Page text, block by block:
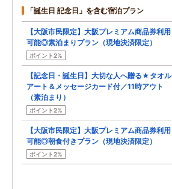
「誕生日 記念日」を含む宿泊プラン
【大阪市民限定】大阪プレミアム商品券利用
可能◎素泊まりプラン（現地決済限定）
ポイント2%
【記念日・誕生日】大切な人へ贈る★タオル
アート＆メッセージカード付／11時アウト
（素泊まり）
ポイント2%
【大阪市民限定】大阪プレミアム商品券利用
可能◎朝食付きプラン（現地決済限定）
ポイント2%